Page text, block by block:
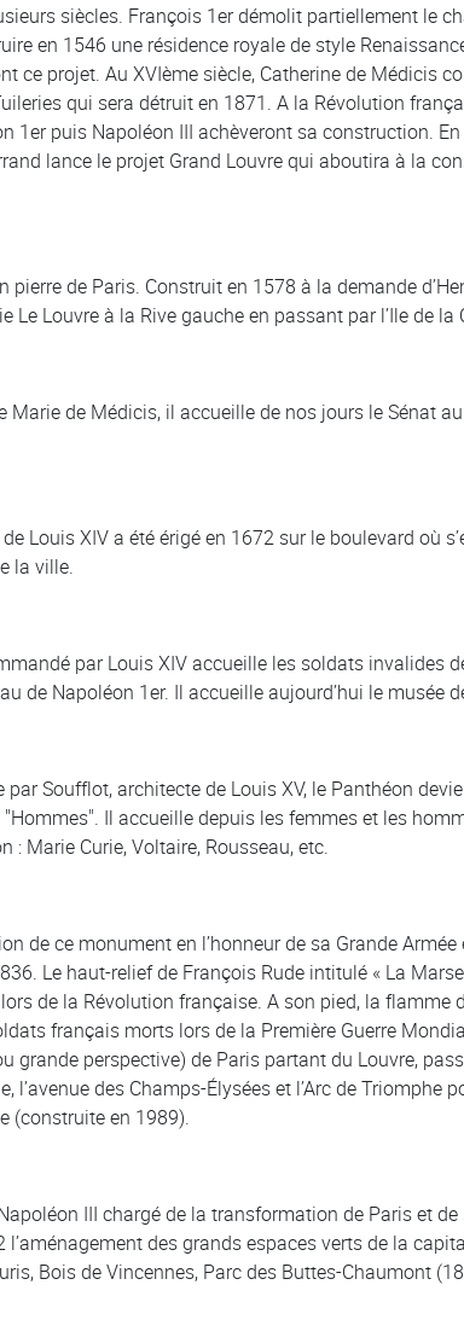
siècles. François 1er démolit partiellement le
en 1546 une résidence royale de style
ce projet. Au XVIème siècle, Catherine de Médicis
qui sera détruit en 1871. A la Révolution
1er puis Napoléon III achèveront sa construction.
lance le projet Grand Louvre qui aboutira à la
pierre de Paris. Construit en 1578 à la demande
Louvre à la Rive gauche en passant par l’Ile de la
Marie de Médicis, il accueille de nos jours le Sénat
Louis XIV a été érigé en 1672 sur le boulevard où
la ville.
par Louis XIV accueille les soldats invalides
de Napoléon 1er. Il accueille aujourd’hui le musée
Soufflot, architecte de Louis XV, le Panthéon
Il accueille depuis les femmes et les
Marie Curie, Voltaire, Rousseau, etc.
de ce monument en l’honneur de sa Grande Armée
Le haut-relief de François Rude intitulé « La
de la Révolution française. A son pied, la flamme
français morts lors de la Première Guerre
grande perspective) de Paris partant du Louvre,
l’avenue des Champs-Élysées et l’Arc de Triomphe
(construite en 1989).
III chargé de la transformation de Paris et de
des grands espaces verts de la
Bois de Vincennes, Parc des Buttes-Chaumont